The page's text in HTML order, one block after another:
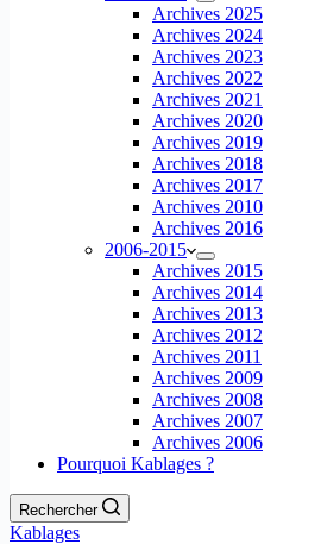
Archives 2025
Archives 2024
Archives 2023
Archives 2022
Archives 2021
Archives 2020
Archives 2019
Archives 2018
Archives 2017
Archives 2010
Archives 2016
2006-2015
Archives 2015
Archives 2014
Archives 2013
Archives 2012
Archives 2011
Archives 2009
Archives 2008
Archives 2007
Archives 2006
Pourquoi Kablages ?
Rechercher
Kablages